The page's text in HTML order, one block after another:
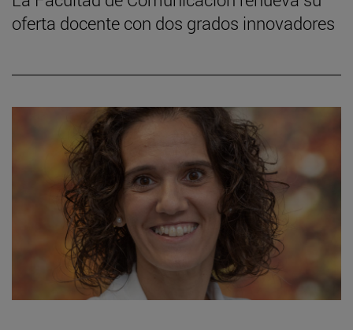
oferta docente con dos grados innovadores